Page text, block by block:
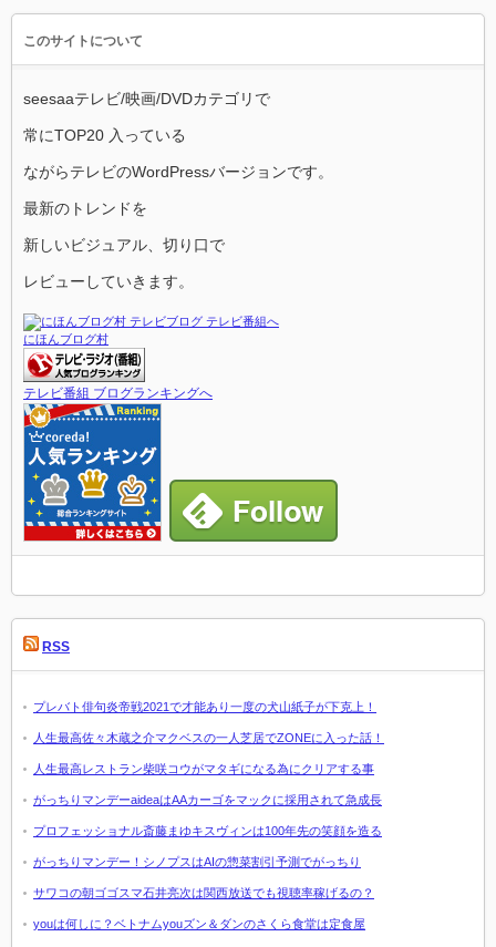
このサイトについて
seesaaテレビ/映画/DVDカテゴリで
常にTOP20 入っている
ながらテレビのWordPressバージョンです。
最新のトレンドを
新しいビジュアル、切り口で
レビューしていきます。
にほんブログ村
テレビ番組 ブログランキングへ
RSS
プレバト俳句炎帝戦2021で才能あり一度の犬山紙子が下克上！
人生最高佐々木蔵之介マクベスの一人芝居でZONEに入った話！
人生最高レストラン柴咲コウがマタギになる為にクリアする事
がっちりマンデーaideaはAAカーゴをマックに採用されて急成長
プロフェッショナル斎藤まゆキスヴィンは100年先の笑顔を造る
がっちりマンデー！シノプスはAIの惣菜割引予測でがっちり
サワコの朝ゴゴスマ石井亮次は関西放送でも視聴率稼げるの？
youは何しに？ベトナムyouズン＆ダンのさくら食堂は定食屋